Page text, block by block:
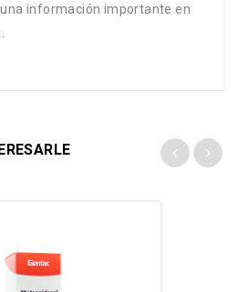
información importante en